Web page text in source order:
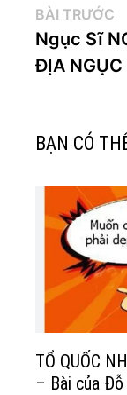
Điều
hướng
bài
BÀI TRƯỚC
Ngục Sĩ
ĐỊA NGỤC
BẠN CÓ
TỔ QUỐC
– Bài của